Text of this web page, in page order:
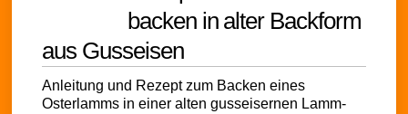
backen in alter Backform
aus Gusseisen
Anleitung und Rezept zum Backen eines
Osterlamms in einer alten gusseisernen Lamm-